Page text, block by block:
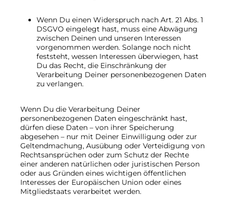
Wenn Du einen Widerspruch nach Art. 21 Abs. 1
DSGVO eingelegt hast, muss eine Abwägung
zwischen Deinen und unseren Interessen
vorgenommen werden. Solange noch nicht
feststeht, wessen Interessen überwiegen, hast
Du das Recht, die Einschränkung der
Verarbeitung Deiner personenbezogenen Daten
zu verlangen.
Wenn Du die Verarbeitung Deiner
personenbezogenen Daten eingeschränkt hast,
dürfen diese Daten – von ihrer Speicherung
abgesehen – nur mit Deiner Einwilligung oder zur
Geltendmachung, Ausübung oder Verteidigung von
Rechtsansprüchen oder zum Schutz der Rechte
einer anderen natürlichen oder juristischen Person
oder aus Gründen eines wichtigen öffentlichen
Interesses der Europäischen Union oder eines
Mitgliedstaats verarbeitet werden.